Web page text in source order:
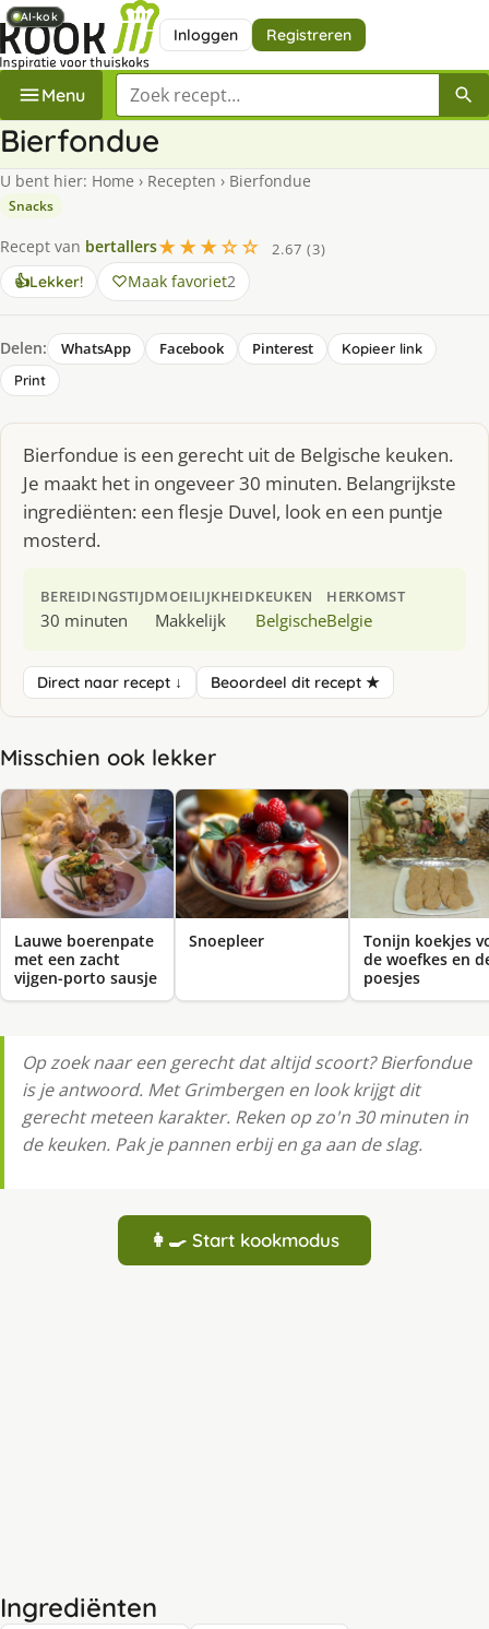
Inloggen Registreren
Menu Zoek een recept
Bierfondue
U bent hier: Home › Recepten › Bierfondue
Snacks
Recept van bertallers★★★☆☆
2.67 (3)
👍Lekker! Maak favoriet2
Delen: WhatsApp Facebook Pinterest
Kopieer link
Print
Bierfondue is een gerecht uit de Belgische keuken.
Je maakt het in ongeveer 30 minuten. Belangrijkste
ingrediënten: een flesje Duvel, look en een puntje
mosterd.
BEREIDINGSTIJD
30 minuten
MOEILIJKHEID
Makkelijk
KEUKEN
Belgische
HERKOMST
Belgie
Direct naar recept ↓ Beoordeel dit recept ★
Misschien ook lekker
Lauwe boerenpate
met een zacht
vijgen-porto sausje
AI-kok
Snoepleer
Tonijn koekjes
de woefkes en
poesjes
AI-kok
AI-kok
Op zoek naar een gerecht dat altijd scoort? Bierfondue
is je antwoord. Met Grimbergen en look krijgt dit
gerecht meteen karakter. Reken op zo'n 30 minuten in
de keuken. Pak je pannen erbij en ga aan de slag.
👩‍🍳 Start kookmodus
Ingrediënten